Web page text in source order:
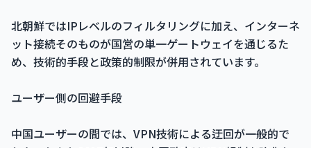
北朝鮮ではIPレベルのフィルタリングに加え、インターネ
ット接続そのものが国営の単一ゲートウェイを通じるた
め、技術的手段と政策的制限が併用されています。
ユーザー側の回避手段
中国ユーザーの間では、VPN技術による迂回が一般的で